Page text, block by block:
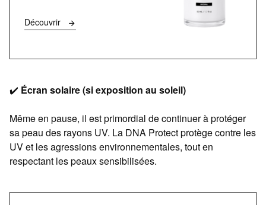
Découvrir
✔️ Écran solaire (si exposition au soleil)
Même en pause, il est primordial de continuer à protéger
sa peau des rayons UV. La DNA Protect protège contre les
UV et les agressions environnementales, tout en
respectant les peaux sensibilisées.